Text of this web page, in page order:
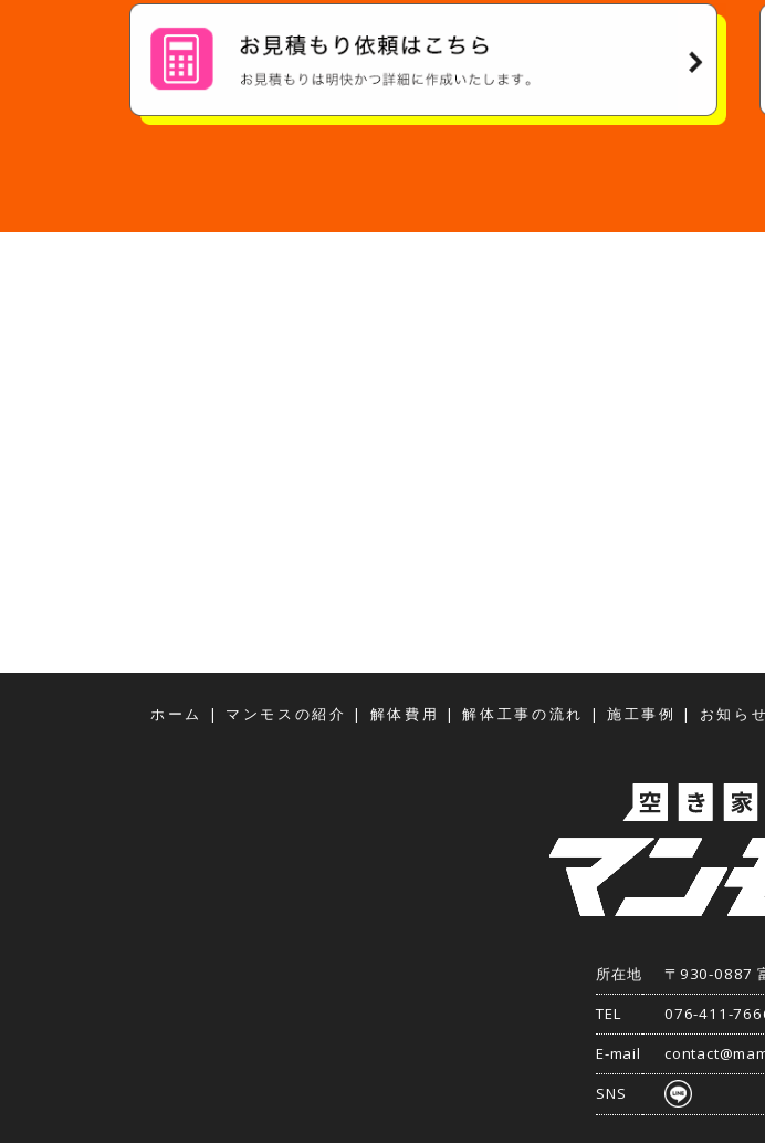
ホーム | マンモスの紹介 | 解体費用 |解体工事の流れ |施工事例 | お知らせ
所在地
〒930-0887
TEL
076-411-
E-mail
SNS